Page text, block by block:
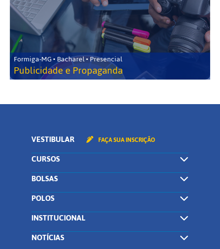
Formiga-MG • Bacharel • Presencial
Publicidade e Propaganda
VESTIBULAR FAÇA SUA INSCRIÇÃO
CURSOS
BOLSAS
POLOS
INSTITUCIONAL
NOTÍCIAS